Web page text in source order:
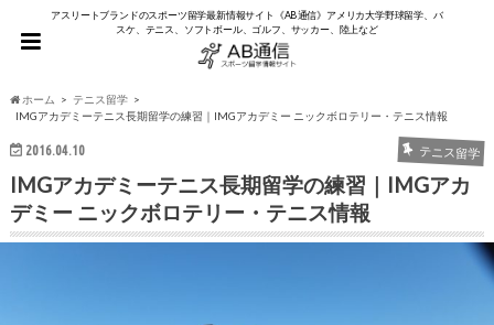
アスリートブランドのスポーツ留学最新情報サイト《AB通信》アメリカ大学野球留学、バ
スケ、テニス、ソフトボール、ゴルフ、サッカー、陸上など
ホーム
テニス留学
IMGアカデミーテニス長期留学の練習｜IMGアカデミー ニックボロテリー・テニス情報
2016.04.10 テニス留学
IMGアカデミーテニス長期留学の練習｜IMGアカ
デミー ニックボロテリー・テニス情報